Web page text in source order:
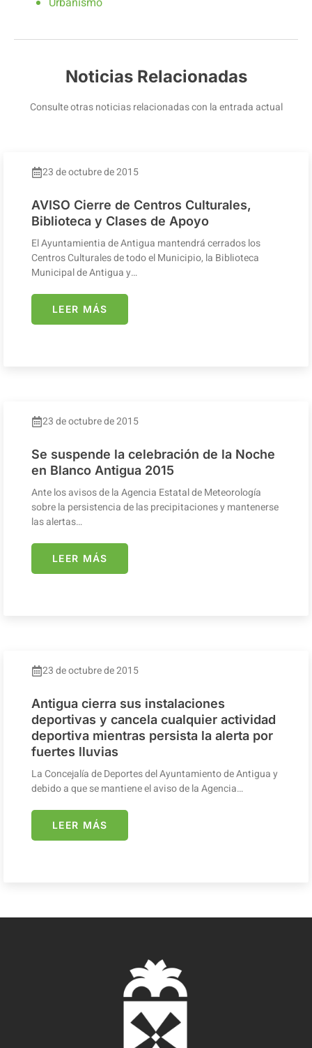
Noticias Relacionadas
Consulte otras noticias relacionadas con la entrada actual
23 de octubre de 2015
AVISO Cierre de Centros Culturales,
Biblioteca y Clases de Apoyo
El Ayuntamientia de Antigua mantendrá cerrados los
Centros Culturales de todo el Municipio, la Biblioteca
Municipal de Antigua y…
LEER MÁS
23 de octubre de 2015
Se suspende la celebración de la Noche
en Blanco Antigua 2015
Ante los avisos de la Agencia Estatal de Meteorología
sobre la persistencia de las precipitaciones y mantenerse
las alertas…
LEER MÁS
23 de octubre de 2015
Antigua cierra sus instalaciones
deportivas y cancela cualquier actividad
deportiva mientras persista la alerta por
fuertes lluvias
La Concejalía de Deportes del Ayuntamiento de Antigua y
debido a que se mantiene el aviso de la Agencia…
LEER MÁS